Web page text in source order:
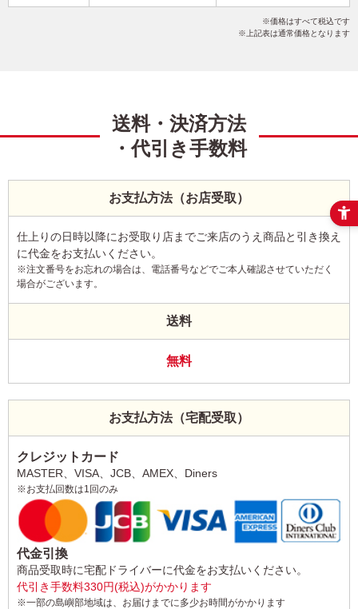
シンプル 謹賀新年 イラスト こだわりデザイン
価格はすべて税込です
上記表は通常価格となります
送料・決済方法
・代引き手数料
お支払方法（お店受取）
仕上りの日時以降にお受取り店までご来店のうえ商品と引き換え
に代金をお支払いください。
※注文番号をお忘れの場合は、電話番号などでご本人確認させていただく
場合がございます。
送料
無料
お支払方法（宅配受取）
クレジットカード
MASTER、VISA、JCB、AMEX、Diners
※お支払回数は1回のみ
代金引換
商品受取時に宅配ドライバーに代金をお支払いください。
代引き手数料330円(税込)がかかります
※一部の島嶼部地域は、お届けまでに多少お時間がかかります